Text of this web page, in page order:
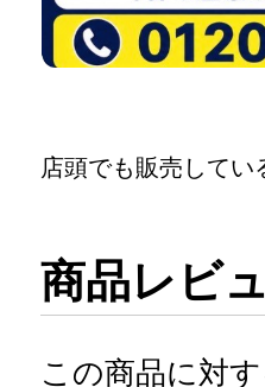
店頭でも販売して
商品レビ
この商品に対